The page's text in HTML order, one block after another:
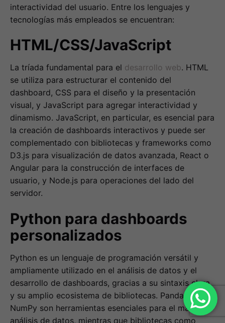
interactividad del usuario. Entre los lenguajes y
tecnologías más empleados se encuentran:
HTML/CSS/JavaScript
La tríada fundamental para el desarrollo web. HTML
se utiliza para estructurar el contenido del
dashboard, CSS para el diseño y la presentación
visual, y JavaScript para agregar interactividad y
dinamismo. JavaScript, en particular, es esencial para
la creación de dashboards interactivos y puede ser
complementado con bibliotecas y frameworks como
D3.js para visualización de datos avanzada, React o
Angular para la construcción de interfaces de
usuario, y Node.js para operaciones del lado del
servidor.
Python para dashboards
personalizados
Python es un lenguaje de programación versátil y
ampliamente utilizado en el análisis de datos y el
desarrollo de dashboards, gracias a su sintaxis clara
y su amplio ecosistema de bibliotecas. Pandas y
NumPy son herramientas esenciales para el manejo y
análisis de datos, mientras que bibliotecas como